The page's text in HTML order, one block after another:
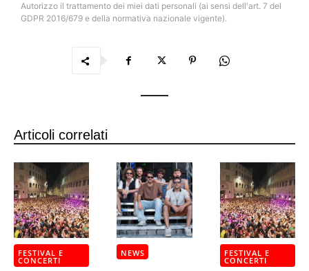
Autorizzo il trattamento dei miei dati personali (ai sensi dell'art. 7 del
GDPR 2016/679 e della normativa nazionale vigente).
Articoli correlati
FESTIVAL E
CONCERTI
NEWS FESTIVAL E
CONCERTI